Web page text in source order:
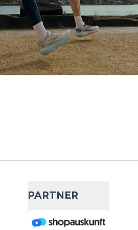
- 16 %
18,99 € 22,50 €
Wähle deine Größe
PARTNER